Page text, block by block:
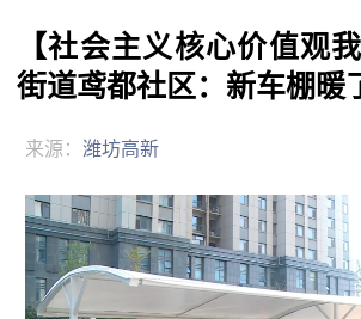
【社会主义核心价值观
街道鸢都社区：新车棚暖
来源： 潍坊高新